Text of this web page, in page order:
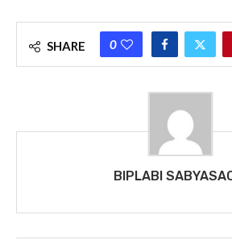
SHARE 0
BIPLABI